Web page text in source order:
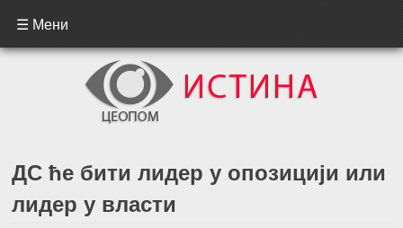
☰ Мени
ДС ће бити лидер у опозицији или
лидер у власти